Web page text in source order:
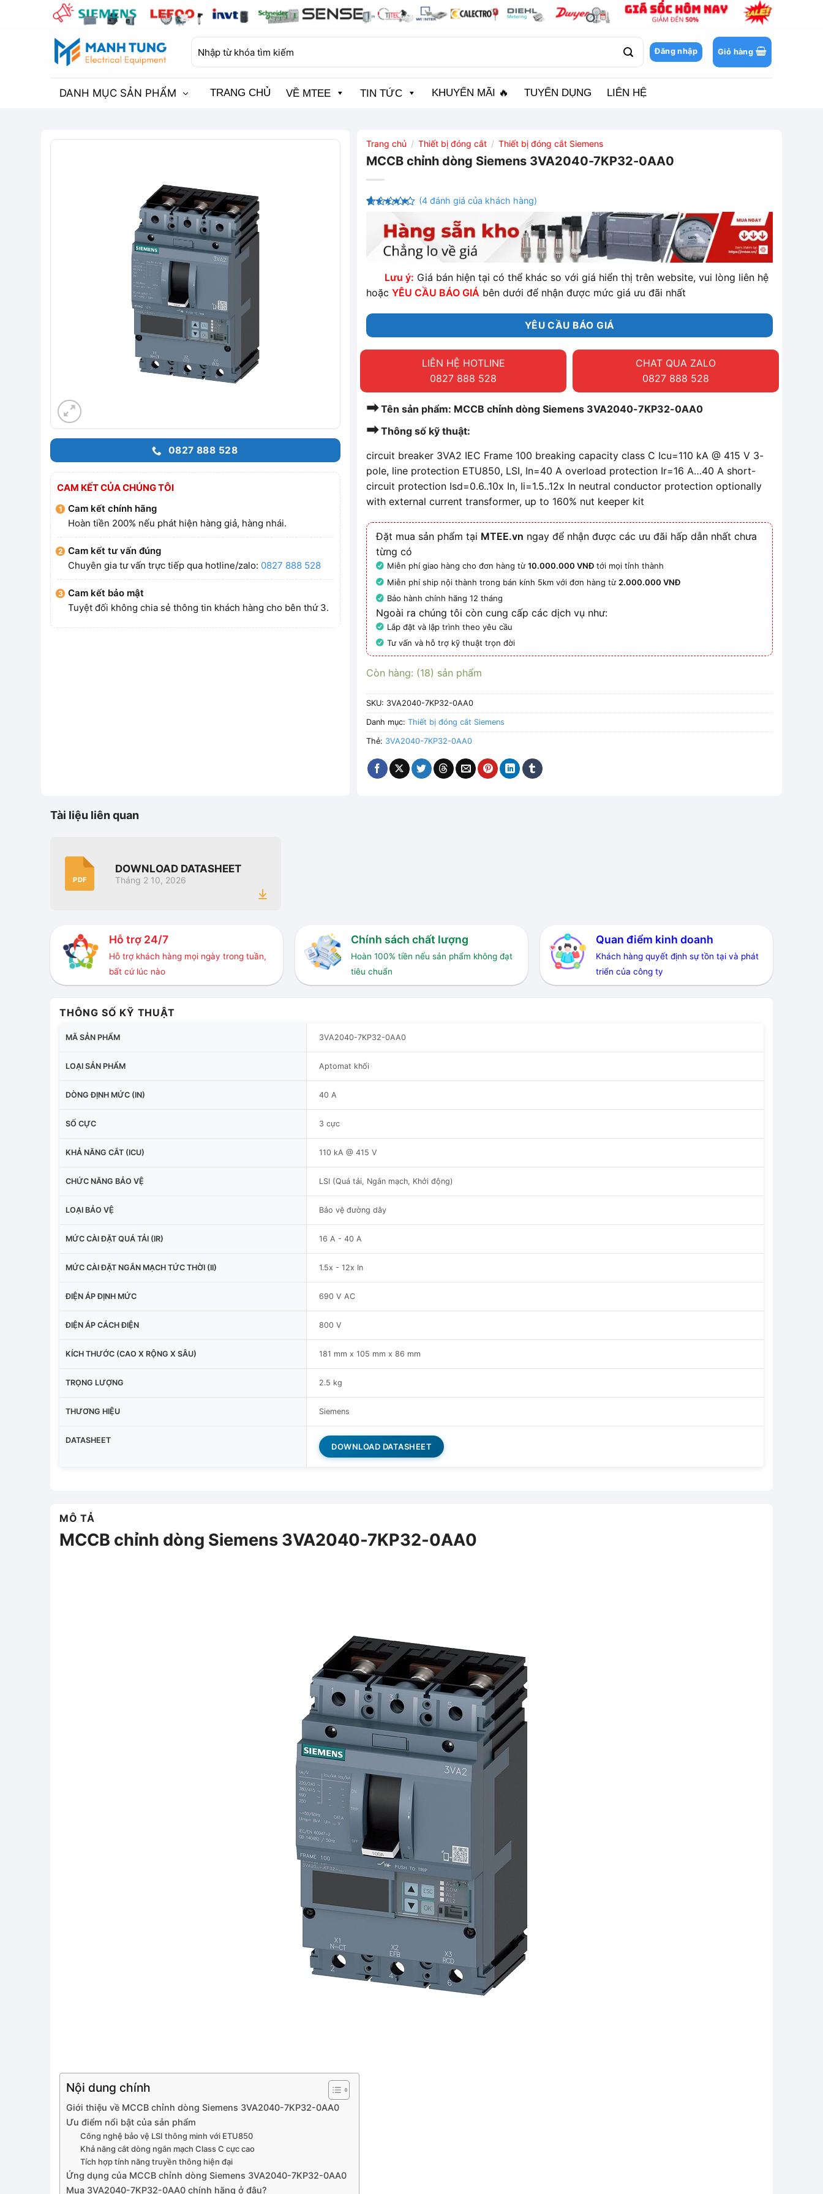
kiếm:
Đăng nhập Giỏ hàng
DANH MỤC SẢN PHẨM TRANG CHỦ VỀ MTEE TIN TỨC KHUYẾN MÃI 🔥 TUYỂN DỤNG LIÊN HỆ
0827 888 528
CAM KẾT CỦA CHÚNG TÔI
Cam kết chính hãng
Hoàn tiền 200% nếu phát hiện hàng giả, hàng nhái.
Cam kết tư vấn đúng
Chuyên gia tư vấn trực tiếp qua hotline/zalo: 0827 888 528
Cam kết bảo mật
Tuyệt đối không chia sẻ thông tin khách hàng cho bên thứ 3.
Trang chủ / Thiết bị đóng cắt / Thiết bị đóng cắt Siemens
MCCB chỉnh dòng Siemens 3VA2040-7KP32-0AA0
trên
5 dựa trên
đánh giá
(4 đánh giá của khách hàng)
Lưu ý: Giá bán hiện tại có thể khác so với giá hiển thị trên website, vui lòng liên hệ
hoặcYÊU CẦU BÁO GIÁ bên dưới để nhận được mức giá ưu đãi nhất
YÊU CẦU BÁO GIÁ
LIÊN HỆ HOTLINE
0827 888 528
CHAT QUA ZALO
0827 888 528
➡Tên sản phẩm: MCCB chỉnh dòng Siemens 3VA2040-7KP32-0AA0
➡Thông số kỹ thuật:
circuit breaker 3VA2 IEC Frame 100 breaking capacity class C Icu=110 kA @ 415 V 3-
pole, line protection ETU850, LSI, In=40 A overload protection Ir=16 A…40 A short-
circuit protection Isd=0.6..10x In, Ii=1.5..12x In neutral conductor protection optionally
with external current transformer, up to 160% nut keeper kit
Đặt mua sản phẩm tại MTEE.vn ngay để nhận được các ưu đãi hấp dẫn nhất chưa
từng có
Miễn phí giao hàng cho đơn hàng từ10.000.000 VNĐ tới mọi tỉnh thành
Miễn phí ship nội thành trong bán kính 5km với đơn hàng từ 2.000.000 VNĐ
Bảo hành chính hãng 12 tháng
Ngoài ra chúng tôi còn cung cấp các dịch vụ như:
Lắp đặt và lập trình theo yêu cầu
Tư vấn và hỗ trợ kỹ thuật trọn đời
Còn hàng: (18) sản phẩm
SKU: 3VA2040-7KP32-0AA0
Danh mục:Thiết bị đóng cắt Siemens
Thẻ: 3VA2040-7KP32-0AA0
Tài liệu liên quan
PDF
DOWNLOAD DATASHEET
Tháng 2 10, 2026
Hỗ trợ 24/7
Hỗ trợ khách hàng mọi ngày trong tuần,
bất cứ lúc nào
Chính sách chất lượng
Hoàn 100% tiền nếu sản phẩm không đạt
tiêu chuẩn
Quan điểm kinh doanh
Khách hàng quyết định sự tồn tại và phát
triển của công ty
THÔNG SỐ KỸ THUẬT
MÃ SẢN PHẨM 3VA2040-7KP32-0AA0
LOẠI SẢN PHẨM Aptomat khối
DÒNG ĐỊNH MỨC (IN) 40 A
SỐ CỰC 3 cực
KHẢ NĂNG CẮT (ICU) 110 kA @ 415 V
CHỨC NĂNG BẢO VỆ LSI (Quá tải, Ngắn mạch, Khởi động)
LOẠI BẢO VỆ Bảo vệ đường dây
MỨC CÀI ĐẶT QUÁ TẢI (IR) 16 A - 40 A
MỨC CÀI ĐẶT NGẮN MẠCH TỨC THỜI (II) 1.5x - 12x In
ĐIỆN ÁP ĐỊNH MỨC 690 V AC
ĐIỆN ÁP CÁCH ĐIỆN 800 V
KÍCH THƯỚC (CAO X RỘNG X SÂU) 181 mm x 105 mm x 86 mm
TRỌNG LƯỢNG 2.5 kg
THƯƠNG HIỆU Siemens
DATASHEET
DOWNLOAD DATASHEET
MÔ TẢ
MCCB chỉnh dòng Siemens 3VA2040-7KP32-0AA0
Nội dung chính
Giới thiệu về MCCB chỉnh dòng Siemens 3VA2040-7KP32-0AA0
Ưu điểm nổi bật của sản phẩm
Công nghệ bảo vệ LSI thông minh với ETU850
Khả năng cắt dòng ngắn mạch Class C cực cao
Tích hợp tính năng truyền thông hiện đại
Ứng dụng của MCCB chỉnh dòng Siemens 3VA2040-7KP32-0AA0
Mua 3VA2040-7KP32-0AA0 chính hãng ở đâu?